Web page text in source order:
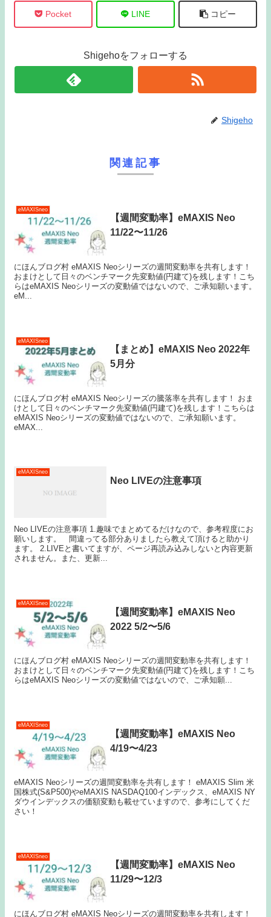
Pocket LINE コピー
Shigehoをフォローする
Shigeho
関連記事
eMAXISneo
【週間変動率】eMAXIS Neo
11/22〜11/26
にほんブログ村 eMAXIS Neoシリーズの週間変動率を共有します！
おまけとして日々のベンチマーク先変動値(円建て)を残します！こち
らはeMAXIS Neoシリーズの変動値ではないので、ご承知願います。
eM...
eMAXISneo
【まとめ】eMAXIS Neo 2022年
5月分
にほんブログ村 eMAXIS Neoシリーズの騰落率を共有します！ おま
けとして日々のベンチマーク先変動値(円建て)を残します！こちらは
eMAXIS Neoシリーズの変動値ではないので、ご承知願います。
eMAX...
eMAXISneo
Neo LIVEの注意事項
Neo LIVEの注意事項 1.趣味でまとめてるだけなので、参考程度にお
願いします。 間違ってる部分ありましたら教えて頂けると助かり
ます。 2.LIVEと書いてますが、ページ再読み込みしないと内容更新
されません。また、更新...
eMAXISneo
【週間変動率】eMAXIS Neo
2022 5/2〜5/6
にほんブログ村 eMAXIS Neoシリーズの週間変動率を共有します！
おまけとして日々のベンチマーク先変動値(円建て)を残します！こち
らはeMAXIS Neoシリーズの変動値ではないので、ご承知願...
eMAXISneo
【週間変動率】eMAXIS Neo
4/19〜4/23
eMAXIS Neoシリーズの週間変動率を共有します！ eMAXIS Slim 米
国株式(S&P500)やeMAXIS NASDAQ100インデックス、eMAXIS NY
ダウインデックスの価額変動も載せていますので、参考にしてくだ
さい！
eMAXISneo
【週間変動率】eMAXIS Neo
11/29〜12/3
にほんブログ村 eMAXIS Neoシリーズの週間変動率を共有します！